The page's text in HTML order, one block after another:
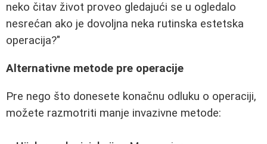
neko čitav život proveo gledajući se u ogledalo
nesrećan ako je dovoljna neka rutinska estetska
operacija?"
Alternativne metode pre operacije
Pre nego što donesete konačnu odluku o operaciji,
možete razmotriti manje invazivne metode: